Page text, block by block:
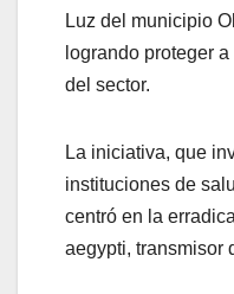
Luz del municipio
logrando proteger
del sector.
La iniciativa, que
instituciones de
centró en la
aegypti, transmisor